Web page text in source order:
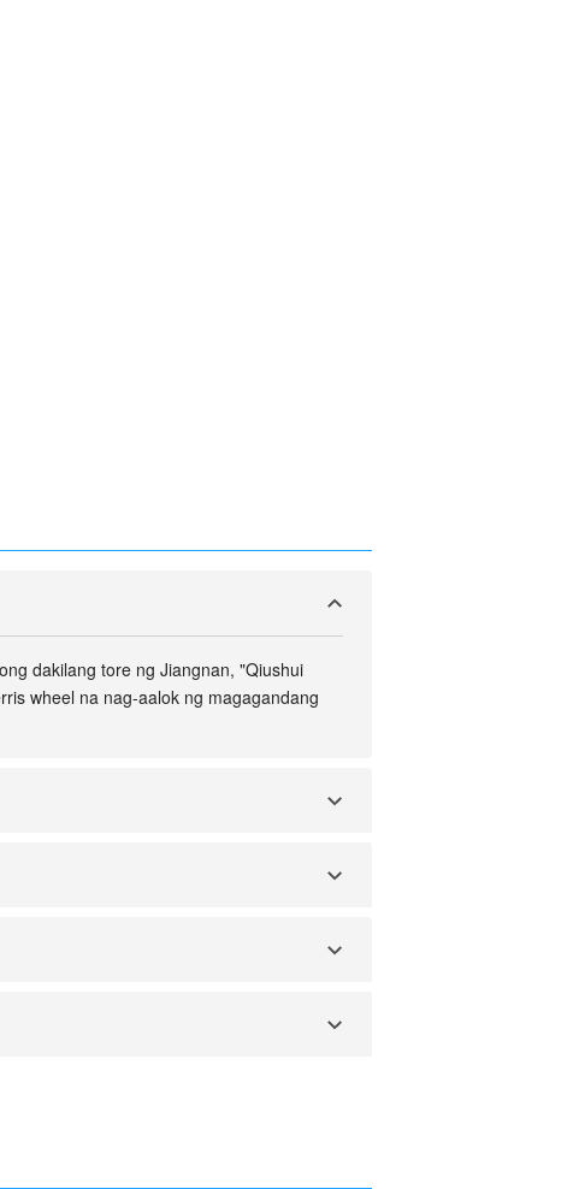
dakilang tore ng Jiangnan, "Qiushui
wheel na nag-aalok ng magagandang
hanay ng domestic at international na
at Thailand.